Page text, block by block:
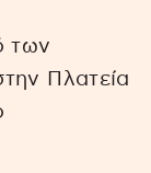
των
Πλατεία